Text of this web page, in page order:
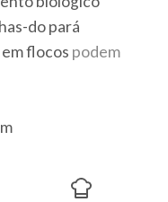
do pará
flocos podem
Finalização